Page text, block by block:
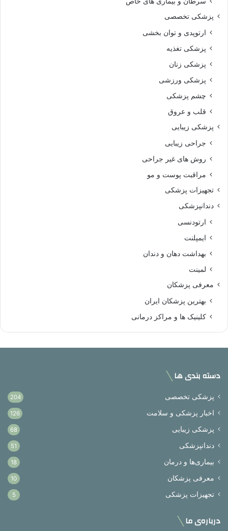
پزشکی تخصصی
ارتوپدی و توان بخشی
پزشکی تغذیه
پزشکی زنان
پزشکی ورزشی
چشم پزشکی
قلب و عروق
پزشکی زیبایی
جراحی زیبایی
روش های غیر جراحی
مراقبت پوست و مو
تجهیزات پزشکی
دندانپزشکی
ارتودنسی
ایمپلنت
بهداشت دهان و دندان
لمینت
معرفی پزشکان
بهترین پزشکان ایران
کلینیک ها و مراکز درمانی
دسته بندی ها
پزشکی تخصصی 204
اخبار پزشکی و سلامت 126
پزشکی زیبایی 68
دندانپزشکی 51
بیماری‌ها و درمان 18
معرفی پزشکان 10
تجهیزات پزشکی 5
درباره‌ی ما